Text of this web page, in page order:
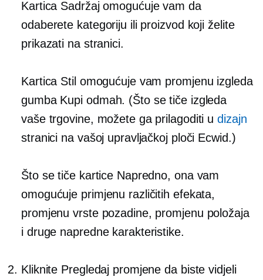
Kartica Sadržaj omogućuje vam da
odaberete kategoriju ili proizvod koji želite
prikazati na stranici.
Kartica Stil omogućuje vam promjenu izgleda
gumba Kupi odmah. (Što se tiče izgleda
vaše trgovine, možete ga prilagoditi udizajn
stranici na vašoj upravljačkoj ploči Ecwid.)
Što se tiče kartice Napredno, ona vam
omogućuje primjenu različitih efekata,
promjenu vrste pozadine, promjenu položaja
i druge napredne karakteristike.
Kliknite Pregledaj promjene da biste vidjeli